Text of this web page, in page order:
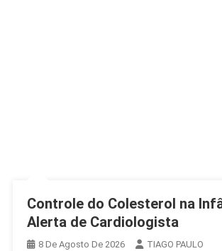
Controle do Colesterol na
Alerta de Cardiologista
8 De Agosto De 2026
TIAGO PAULO